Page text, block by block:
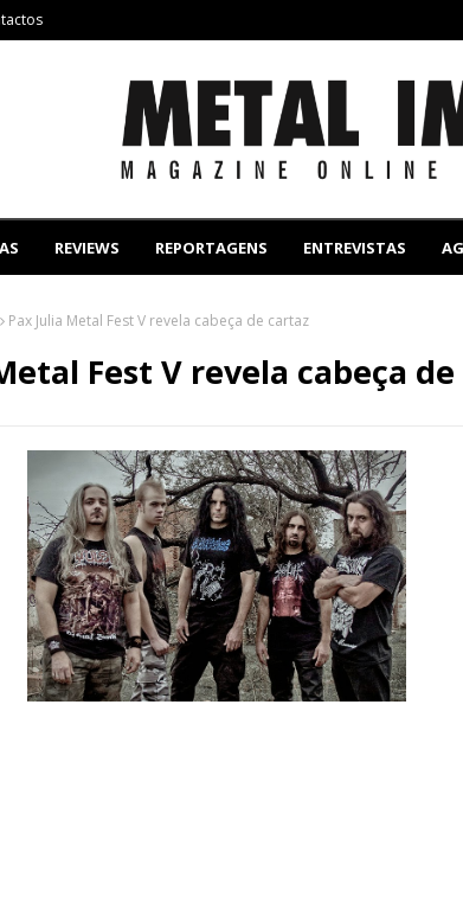
REVIEWS REPORTAGENS ENTREVISTAS
Pax Julia Metal Fest V revela cabeça de cartaz
Fest V revela cabeça